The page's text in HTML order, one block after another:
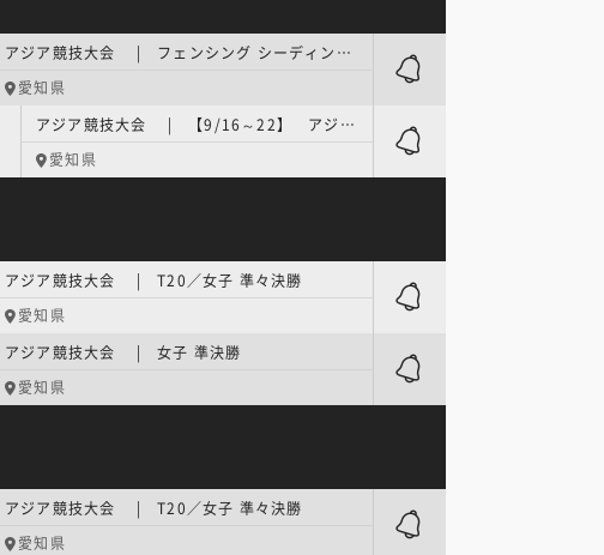
アジア競技大会 | フェンシング シーディングラウンド
愛知県
アジア競技大会 | 【9/16～22】 アジア競技大会／女子（2026/愛知・名古屋）
愛知県
アジア競技大会 | T20／女子 準々決勝
愛知県
アジア競技大会 | 女子 準決勝
愛知県
アジア競技大会 | T20／女子 準々決勝
愛知県